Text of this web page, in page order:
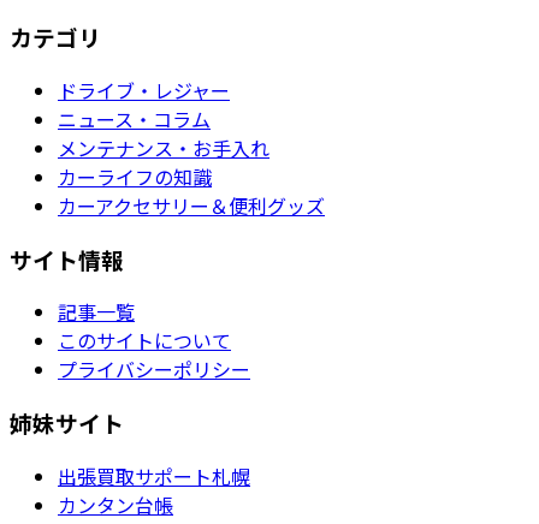
カテゴリ
ドライブ・レジャー
ニュース・コラム
メンテナンス・お手入れ
カーライフの知識
カーアクセサリー＆便利グッズ
サイト情報
記事一覧
このサイトについて
プライバシーポリシー
姉妹サイト
出張買取サポート札幌
カンタン台帳